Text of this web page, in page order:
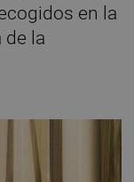
en la
de la